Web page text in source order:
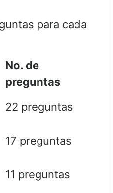
para cada
No. de
preguntas
22 preguntas
17 preguntas
11 preguntas